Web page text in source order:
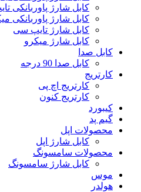
کابل شارژ پاوربانکی
کابل شارژ پاوربانکی
کابل شارژ تایپ سی
کابل شارژ میکرو
کابل صدا
کابل صدا 90 درجه
کارتریج
کارتریج اچ پی
کارتریج کنون
کیبورد
گیم پد
محصولات اپل
کابل شارژ اپل
محصولات سامسونگ
کابل شارژ سامسونگ
موس
هولدر